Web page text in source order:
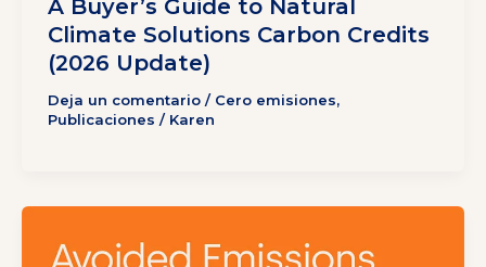
A Buyer’s Guide to Natural
Climate Solutions Carbon Credits
(2026 Update)
Deja un comentario / Cero emisiones,
Publicaciones / Karen